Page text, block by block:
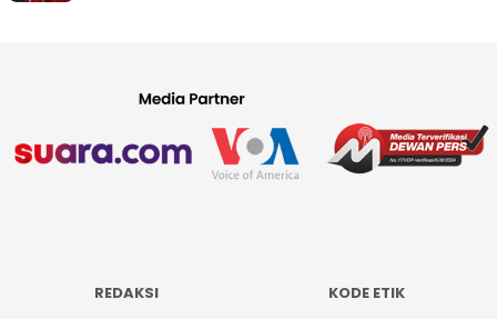
REDAKSI
KODE ETIK